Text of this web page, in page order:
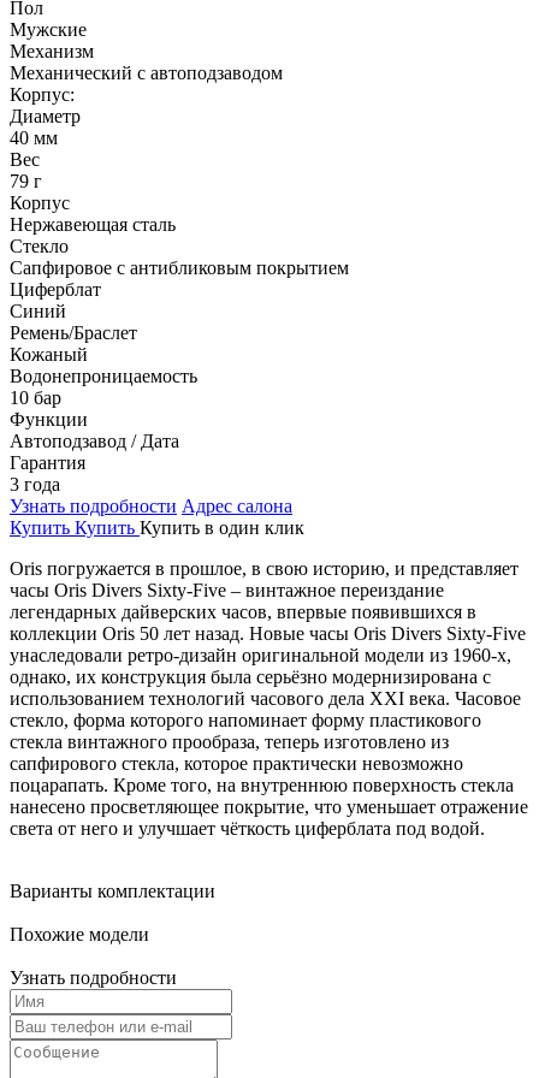
Пол
Мужские
Механизм
Механический с автоподзаводом
Корпус:
Диаметр
40 мм
Вес
79 г
Корпус
Нержавеющая сталь
Стекло
Сапфировое с антибликовым покрытием
Циферблат
Синий
Ремень/Браслет
Кожаный
Водонепроницаемость
10 бар
Функции
Автоподзавод / Дата
Гарантия
3 года
Узнать подробности Адрес салона
Купить Купить Купить в один клик
Oris погружается в прошлое, в свою историю, и представляет
часы Oris Divers Sixty-Five – винтажное переиздание
легендарных дайверских часов, впервые появившихся в
коллекции Oris 50 лет назад. Новые часы Oris Divers Sixty-Five
унаследовали ретро-дизайн оригинальной модели из 1960-х,
однако, их конструкция была серьёзно модернизирована с
использованием технологий часового дела XXI века. Часовое
стекло, форма которого напоминает форму пластикового
стекла винтажного прообраза, теперь изготовлено из
сапфирового стекла, которое практически невозможно
поцарапать. Кроме того, на внутреннюю поверхность стекла
нанесено просветляющее покрытие, что уменьшает отражение
света от него и улучшает чёткость циферблата под водой.
Варианты комплектации
Похожие модели
Узнать подробности